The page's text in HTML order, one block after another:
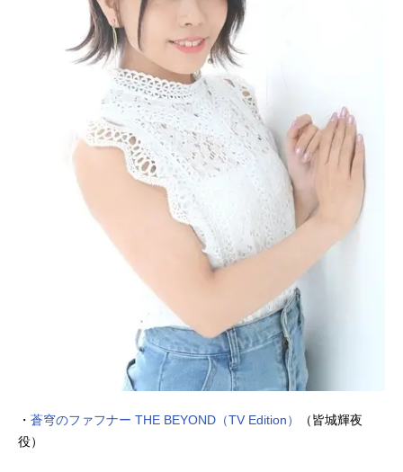
・ 蒼穹のファフナー THE BEYOND（TV Edition）
（皆城輝夜
役）